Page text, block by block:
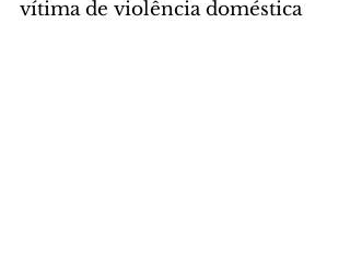
vítima de violência doméstica